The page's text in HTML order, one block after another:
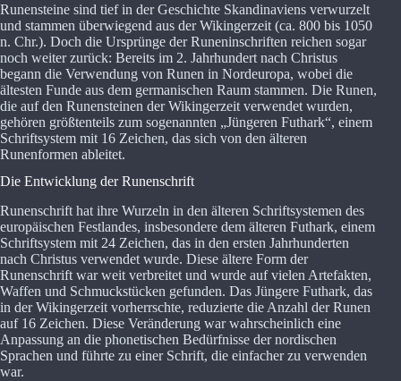
Runensteine sind tief in der Geschichte Skandinaviens verwurzelt
und stammen überwiegend aus der Wikingerzeit (ca. 800 bis 1050
n. Chr.). Doch die Ursprünge der Runeninschriften reichen sogar
noch weiter zurück: Bereits im 2. Jahrhundert nach Christus
begann die Verwendung von Runen in Nordeuropa, wobei die
ältesten Funde aus dem germanischen Raum stammen. Die Runen,
die auf den Runensteinen der Wikingerzeit verwendet wurden,
gehören größtenteils zum sogenannten „Jüngeren Futhark“, einem
Schriftsystem mit 16 Zeichen, das sich von den älteren
Runenformen ableitet.
Die Entwicklung der Runenschrift
Runenschrift hat ihre Wurzeln in den älteren Schriftsystemen des
europäischen Festlandes, insbesondere dem älteren Futhark, einem
Schriftsystem mit 24 Zeichen, das in den ersten Jahrhunderten
nach Christus verwendet wurde. Diese ältere Form der
Runenschrift war weit verbreitet und wurde auf vielen Artefakten,
Waffen und Schmuckstücken gefunden. Das Jüngere Futhark, das
in der Wikingerzeit vorherrschte, reduzierte die Anzahl der Runen
auf 16 Zeichen. Diese Veränderung war wahrscheinlich eine
Anpassung an die phonetischen Bedürfnisse der nordischen
Sprachen und führte zu einer Schrift, die einfacher zu verwenden
war.